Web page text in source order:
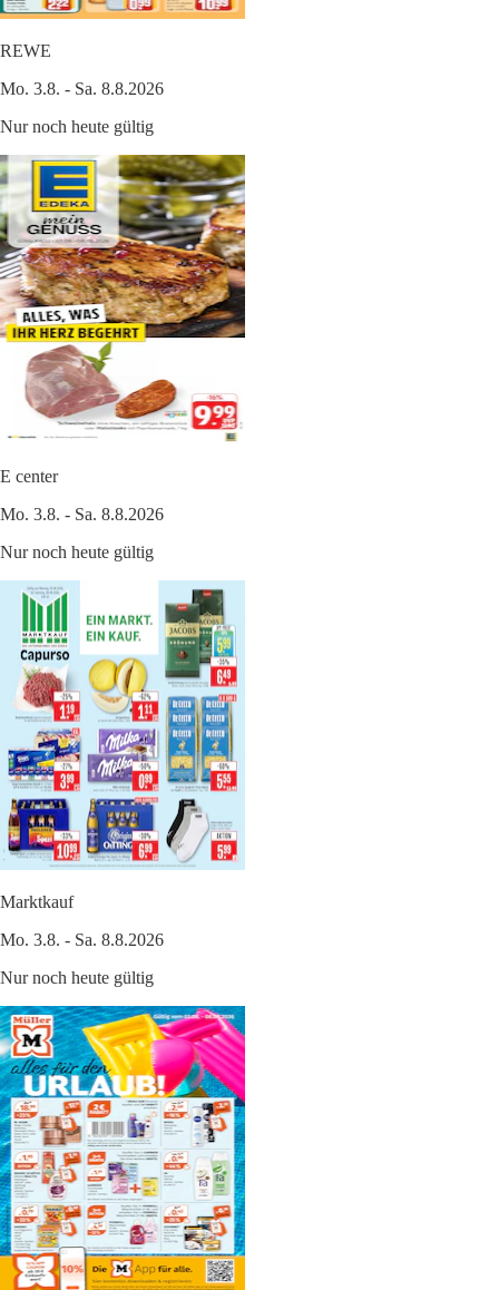
REWE
Mo. 3.8. - Sa. 8.8.2026
Nur noch heute gültig
E center
Mo. 3.8. - Sa. 8.8.2026
Nur noch heute gültig
Marktkauf
Mo. 3.8. - Sa. 8.8.2026
Nur noch heute gültig